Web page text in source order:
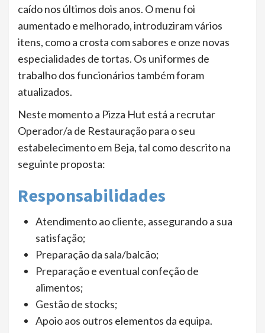
caído nos últimos dois anos. O menu foi
aumentado e melhorado, introduziram vários
itens, como a crosta com sabores e onze novas
especialidades de tortas. Os uniformes de
trabalho dos funcionários também foram
atualizados.
Neste momento a Pizza Hut está a recrutar
Operador/a de Restauração para o seu
estabelecimento em Beja, tal como descrito na
seguinte proposta:
Responsabilidades
Atendimento ao cliente, assegurando a sua
satisfação;
Preparação da sala/balcão;
Preparação e eventual confeção de
alimentos;
Gestão de stocks;
Apoio aos outros elementos da equipa.